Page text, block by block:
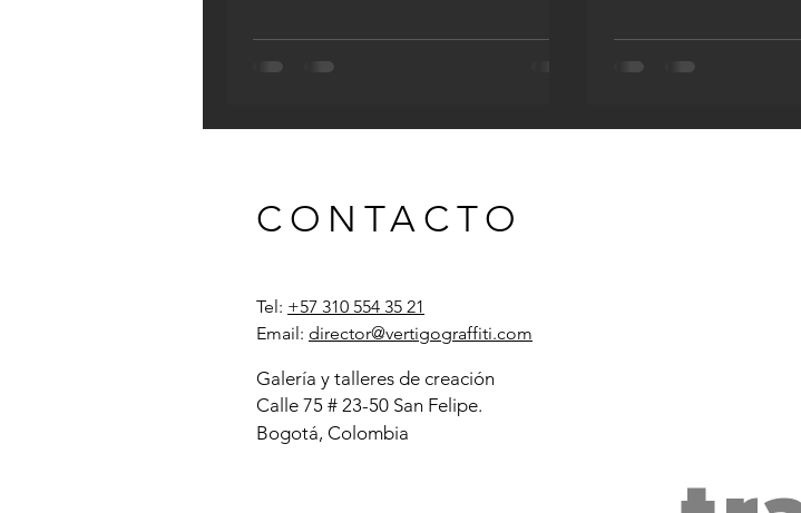
CONTACTO
Tel: +57 310 554 35 21
Email: director@vertigograffiti.com
Galería y talleres de creación
Calle 75 # 23-50 San Felipe.
Bogotá, Colombia